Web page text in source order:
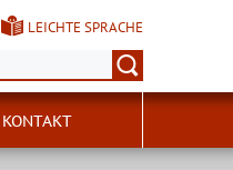
LEICHTE SPRACHE
KONTAKT